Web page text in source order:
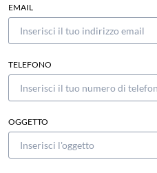
EMAIL
TELEFONO
OGGETTO